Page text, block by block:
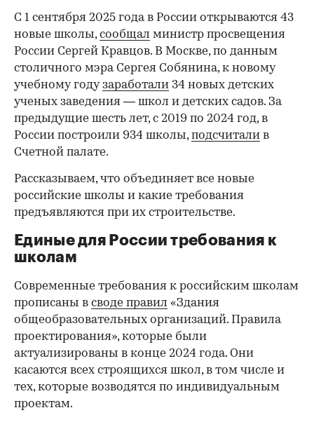
С 1 сентября 2025 года в России открываются 43
новые школы,сообщал министр просвещения
России Сергей Кравцов. В Москве, по данным
столичного мэра Сергея Собянина, к новому
учебному годузаработали 34 новых детских
ученых заведения — школ и детских садов. За
предыдущие шесть лет, с 2019 по 2024 год, в
России построили 934 школы,подсчитали в
Счетной палате.
Рассказываем, что объединяет все новые
российские школы и какие требования
предъявляются при их строительстве.
Единые для России требования к
школам
Современные требования к российским школам
прописаны в своде правил «Здания
общеобразовательных организаций. Правила
проектирования», которые были
актуализированы в конце 2024 года. Они
касаются всех строящихся школ, в том числе и
тех, которые возводятся по индивидуальным
проектам.